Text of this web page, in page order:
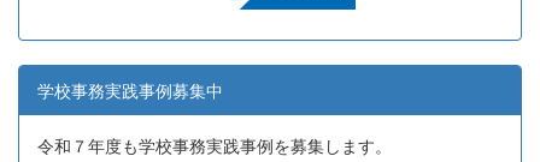
学校事務実践事例募集中
令和７年度も学校事務実践事例を募集します。